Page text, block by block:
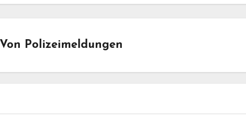
Von Polizeimeldungen